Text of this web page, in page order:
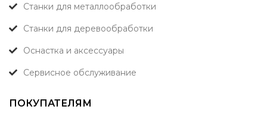
Станки для металлообработки
Станки для деревообработки
Оснастка и аксессуары
Сервисное обслуживание
ПОКУПАТЕЛЯМ